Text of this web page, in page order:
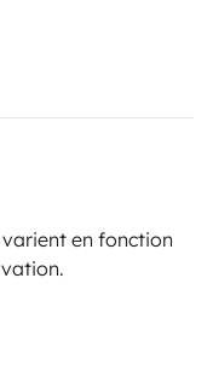
en fonction